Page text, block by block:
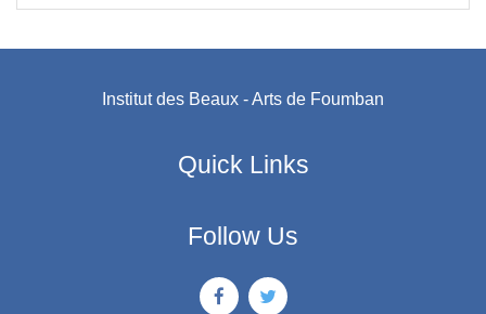
Institut des Beaux - Arts de Foumban
Quick Links
Follow Us